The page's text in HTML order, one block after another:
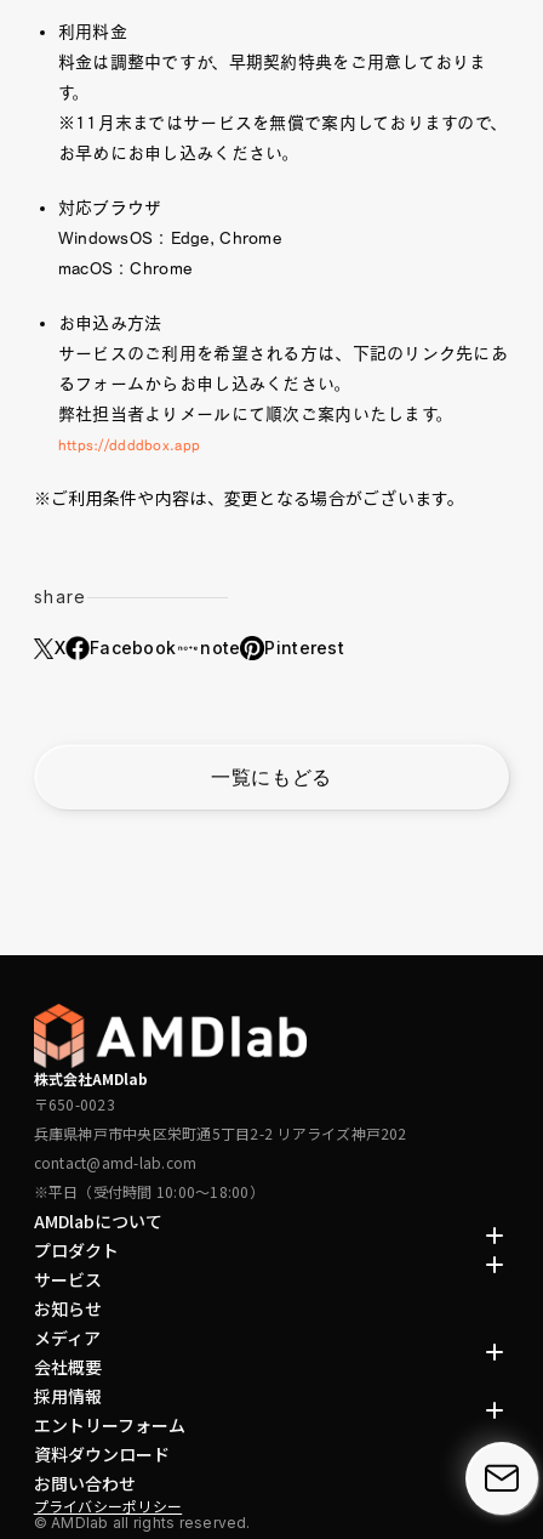
share
X Facebook note Pinterest
利用料金
料金は調整中ですが、早期契約特典をご用意しておりま
す。
※11月末まではサービスを無償で案内しておりますので、
お早めにお申し込みください。
対応ブラウザ
WindowsOS：Edge, Chrome
macOS：Chrome
お申込み方法
サービスのご利用を希望される方は、下記のリンク先にあ
るフォームからお申し込みください。
弊社担当者よりメールにて順次ご案内いたします。
https://ddddbox.app
※ご利用条件や内容は、変更となる場合がございます。
一覧にもどる
株式会社AMDlab
〒650-0023
兵庫県神戸市中央区栄町通5丁目2-2 リアライズ神戸202
contact@amd-lab.com
※平日（受付時間 10:00～18:00）
AMDlabについて
プロダクト
サービス
お知らせ
メディア
会社概要
採用情報
エントリーフォーム
資料ダウンロード
お問い合わせ
プライバシーポリシー
© AMDlab all rights reserved.